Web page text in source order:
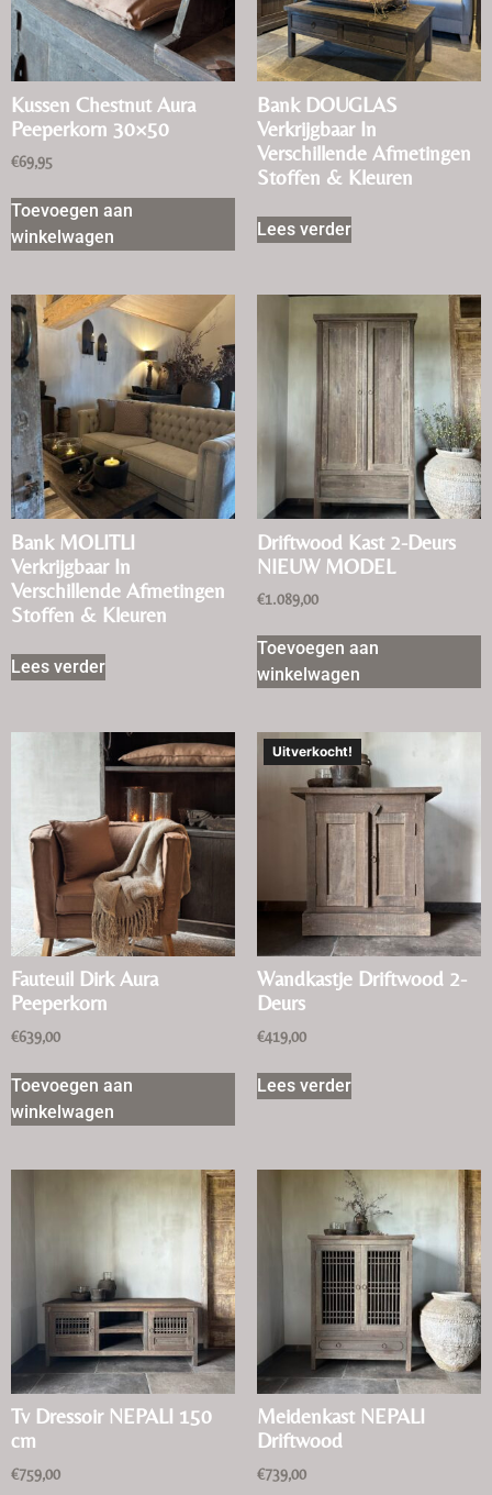
Kussen Chestnut Aura
Peeperkorn 30×50
€69,95
Toevoegen aan
winkelwagen
Bank DOUGLAS
Verkrijgbaar In
Verschillende Afmetingen
Stoffen & Kleuren
Lees verder
Bank MOLITLI
Verkrijgbaar In
Verschillende Afmetingen
Stoffen & Kleuren
Lees verder
Driftwood Kast 2-Deurs
NIEUW MODEL
€1.089,00
Toevoegen aan
winkelwagen
Fauteuil Dirk Aura
Peeperkorn
€639,00
Toevoegen aan
winkelwagen
Uitverkocht!
Wandkastje Driftwood 2-
Deurs
€419,00
Lees verder
Tv Dressoir NEPALI 150
cm
€759,00
Meidenkast NEPALI
Driftwood
€739,00